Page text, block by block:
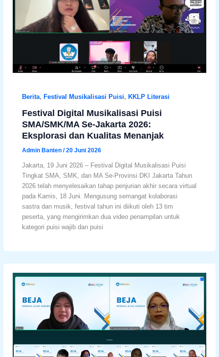
Berita, Festival Musikalisasi Puisi, KKLP Literasi
Festival Digital Musikalisasi Puisi
SMA/SMK/MA Se-Jakarta 2026:
Eksplorasi dan Kualitas Menanjak
Admin Banten/20 Juni 2026
Jakarta, 19 Juni 2026 – Festival Digital Musikalisasi Puisi
Tingkat SMA, SMK, dan MA Se-Provinsi DKI Jakarta Tahun
2026 telah menyelesaikan tahap penjurian akhir secara virtual
pada Kamis, 18 Juni. Mengusung semangat kolaborasi
sastra dan musik, festival tahun ini diikuti oleh 13 tim
peserta, yang mengirimkan dua video penampilan untuk
kategori puisi wajib dan puisi